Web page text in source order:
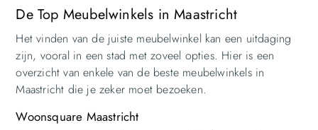
De Top Meubelwinkels in Maastricht
Het vinden van de juiste meubelwinkel kan een uitdaging
zijn, vooral in een stad met zoveel opties. Hier is een
overzicht van enkele van de beste meubelwinkels in
Maastricht die je zeker moet bezoeken.
Woonsquare Maastricht